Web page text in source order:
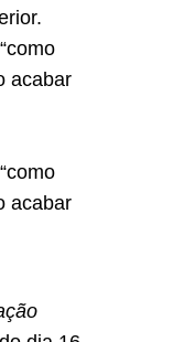
acabar
acabar